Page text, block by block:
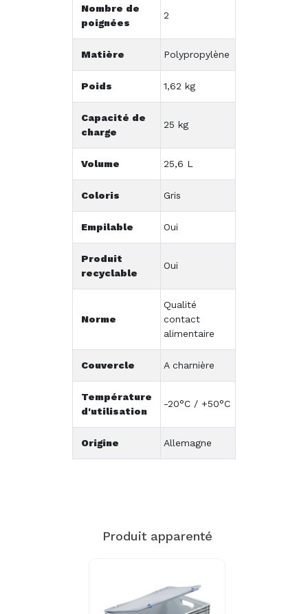
Nombre de
poignées
2
Matière Polypropylène
Poids 1,62 kg
Capacité de
charge
25 kg
Volume 25,6 L
Coloris Gris
Empilable Oui
Produit
recyclable
Oui
Norme
Qualité
contact
alimentaire
Couvercle A charnière
Température
d'utilisation
-20°C / +50°C
Origine Allemagne
Produit apparenté